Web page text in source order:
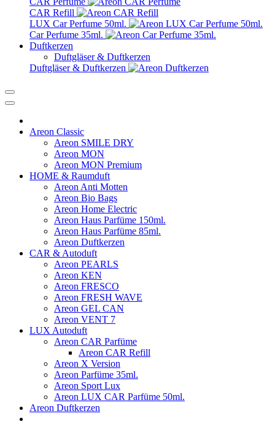
CAR Refill
LUX Car Perfume 50ml.
Car Perfume 35ml.
Duftkerzen
Duftgläser & Duftkerzen
Duftgläser & Duftkerzen
Areon Classic
Areon SMILE DRY
Areon MON
Areon MON Premium
HOME & Raumduft
Areon Anti Motten
Areon Bio Bags
Areon Home Electric
Areon Haus Parfüme 150ml.
Areon Haus Parfüme 85ml.
Areon Duftkerzen
CAR & Autoduft
Areon PEARLS
Areon KEN
Areon FRESCO
Areon FRESH WAVE
Areon GEL CAN
Areon VENT 7
LUX Autoduft
Areon CAR Parfüme
Areon CAR Refill
Areon X Version
Areon Parfüme 35ml.
Areon Sport Lux
Areon LUX CAR Parfüme 50ml.
Areon Duftkerzen